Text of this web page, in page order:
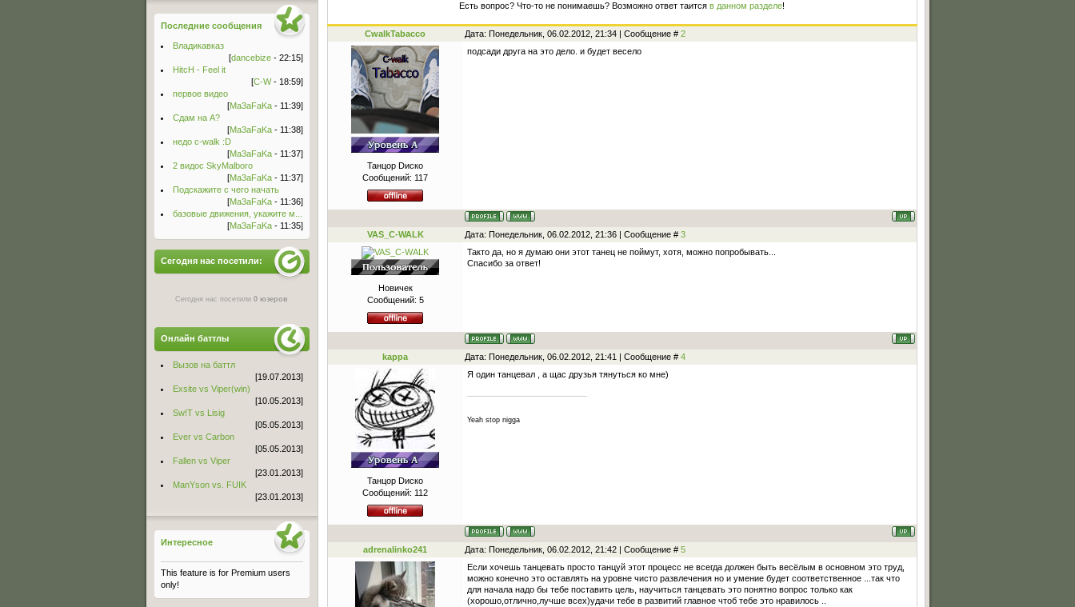
Есть вопрос? Что-то не понимаешь? Возможно ответ таится в данном разделе!
CwalkTabacco Дата: Понедельник, 06.02.2012, 21:34 | Сообщение # 2
Танцор Dиско
Сообщений: 117
подсади друга на это дело. и будет весело
VAS_C-WALK Дата: Понедельник, 06.02.2012, 21:36 | Сообщение # 3
Новичек
Сообщений: 5
Такто да, но я думаю они этот танец не поймут, хотя, можно попробывать...
Спасибо за ответ!
kappa Дата: Понедельник, 06.02.2012, 21:41 | Сообщение # 4
Танцор Dиско
Сообщений: 112
Я один танцевал , а щас друзья тянуться ко мне)
Yeah stop nigga
adrenalinko241 Дата: Понедельник, 06.02.2012, 21:42 | Сообщение # 5
Если хочешь танцевать просто танцуй этот процесс не всегда должен быть весёлым в основном это труд,
можно конечно это оставлять на уровне чисто развлечения но и умение будет соответственное ...так что
для начала надо бы тебе поставить цель, научиться танцевать это понятно вопрос только как
(хорошо,отлично,лучше всех)удачи тебе в развитий главное чтоб тебе это нравилось ..
Последние сообщения
Владикавказ
[dancebize- 22:15]
HitcH - Feel it
[C-W- 18:59]
первое видео
[Ma3aFaKa- 11:39]
Сдам на А?
[Ma3aFaKa- 11:38]
недо c-walk :D
[Ma3aFaKa- 11:37]
2 видос SkyMalboro
[Ma3aFaKa- 11:37]
Подскажите с чего начать
[Ma3aFaKa- 11:36]
базовые движения, укажите м...
[Ma3aFaKa- 11:35]
Сегодня нас посетили:
Сегодня нас посетили 0 юзеров
Онлайн баттлы
Вызов на баттл
[19.07.2013]
Exsite vs Viper(win)
[10.05.2013]
Sw!T vs Lisig
[05.05.2013]
Ever vs Carbon
[05.05.2013]
Fallen vs Viper
[23.01.2013]
ManYson vs. FUIK
[23.01.2013]
Интересное
This feature is for Premium users
only!